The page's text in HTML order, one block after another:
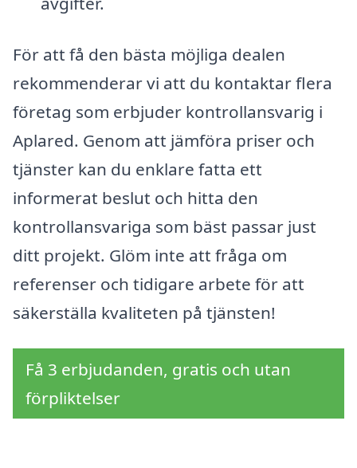
För att få den bästa möjliga dealen
rekommenderar vi att du kontaktar flera
företag som erbjuder kontrollansvarig i
Aplared. Genom att jämföra priser och
tjänster kan du enklare fatta ett
informerat beslut och hitta den
kontrollansvariga som bäst passar just
ditt projekt. Glöm inte att fråga om
referenser och tidigare arbete för att
säkerställa kvaliteten på tjänsten!
Få 3 erbjudanden, gratis och utan
förpliktelser